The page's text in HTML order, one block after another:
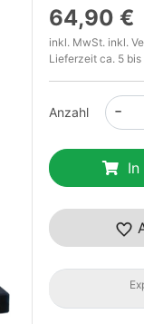
64,90 €
inkl. MwSt. inkl.
Lieferzeit ca. 5 bis
Anzahl -